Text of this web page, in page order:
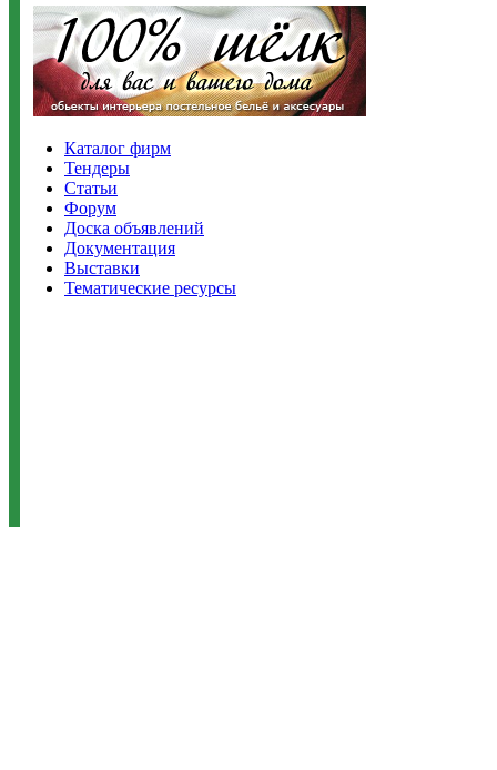
Каталог фирм
Тендеры
Статьи
Форум
Доска объявлений
Документация
Выставки
Тематические ресурсы